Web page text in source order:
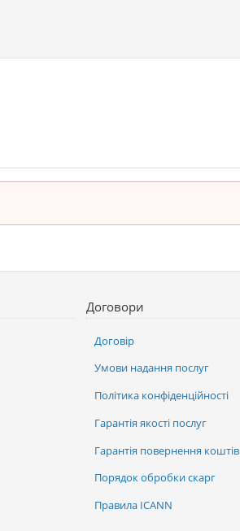
Договори
Договір
Умови надання послуг
Політика конфіденційності
Гарантія якості послуг
Гарантія повернення коштів
Порядок обробки скарг
Правила ICANN